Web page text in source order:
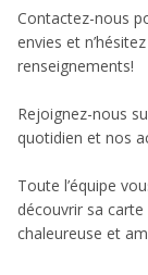
Contactez-nous
envies et
renseignements!
Rejoignez-nous
quotidien et nos
Toute l’équipe
découvrir sa
chaleureuse et